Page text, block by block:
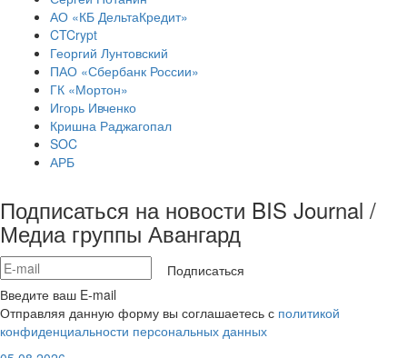
АО «КБ ДельтаКредит»
CTCrypt
Георгий Лунтовский
ПАО «Сбербанк России»
ГК «Мортон»
Игорь Ивченко
Кришна Раджагопал
SOC
АРБ
Подписаться на новости BIS Journal /
Медиа группы Авангард
Подписаться
Введите ваш E-mail
Отправляя данную форму вы соглашаетесь с политикой
конфиденциальности персональных данных